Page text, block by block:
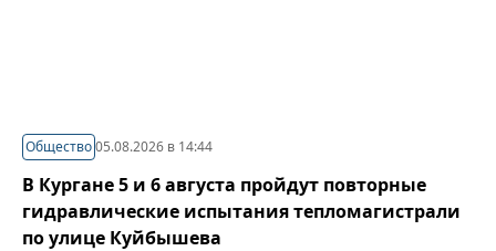
Общество05.08.2026 в 14:44
В Кургане 5 и 6 августа пройдут повторные
гидравлические испытания тепломагистрали
по улице Куйбышева